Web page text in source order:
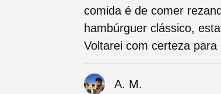
comida é de comer
hambúrguer clássico,
Voltarei com certeza
A. M.